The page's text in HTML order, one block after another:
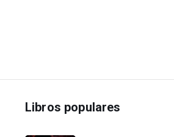
Libros populares